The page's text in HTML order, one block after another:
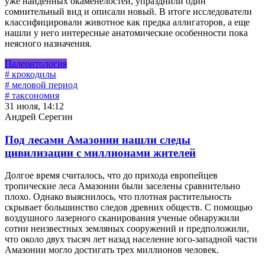
сомнительный вид и описали новый. В итоге исследователи
классифицировали животное как предка аллигаторов, а еще
нашли у него интересные анатомические особенности пока
неясного назначения.
Палеонтология
# крокодилы
# меловой период
# таксономия
31 июля, 14:12
Андрей Серегин
Под лесами Амазонии нашли следы
цивилизации с миллионами жителей
Долгое время считалось, что до прихода европейцев
тропические леса Амазонии были заселены сравнительно
плохо. Однако выяснилось, что плотная растительность
скрывает большинство следов древних обществ. С помощью
воздушного лазерного сканирования ученые обнаружили
сотни неизвестных земляных сооружений и предположили,
что около двух тысяч лет назад население юго-западной части
Амазонии могло достигать трех миллионов человек.